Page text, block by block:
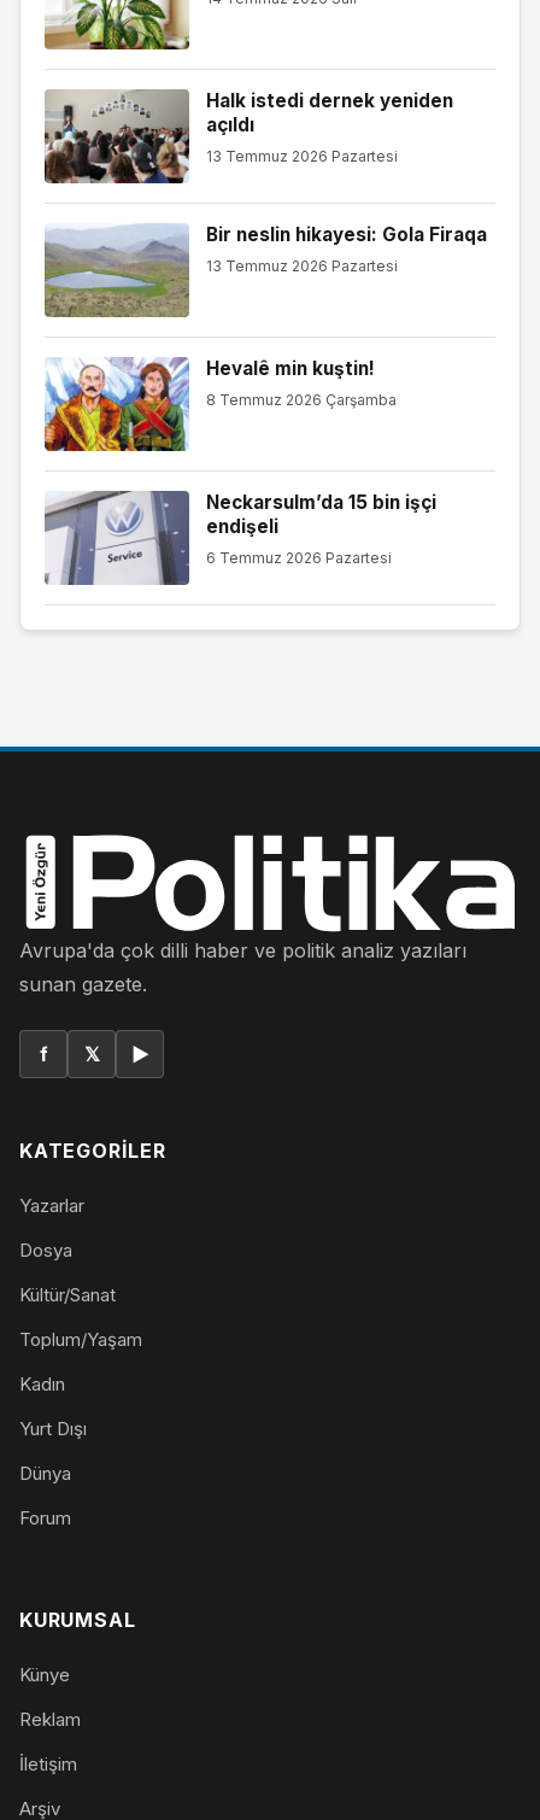
Halk istedi dernek yeniden
açıldı
13 Temmuz 2026 Pazartesi
Bir neslin hikayesi: Gola Firaqa
13 Temmuz 2026 Pazartesi
Hevalê min kuştin!
8 Temmuz 2026 Çarşamba
Neckarsulm’da 15 bin işçi
endişeli
6 Temmuz 2026 Pazartesi
Avrupa'da çok dilli haber ve politik analiz yazıları
sunan gazete.
f 𝕏 ▶
KATEGORILER
Yazarlar
Dosya
Kültür/Sanat
Toplum/Yaşam
Kadın
Yurt Dışı
Dünya
Forum
KURUMSAL
Künye
Reklam
İletişim
Arşiv